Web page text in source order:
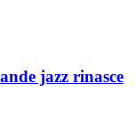
jazz rinasce